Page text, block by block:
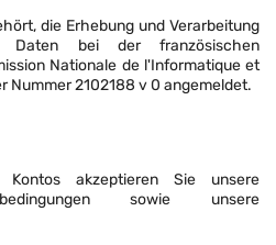
die Erhebung und Verarbeitung
Daten bei der französischen
Nationale de l'Informatique et
Nummer 2102188 v 0 angemeldet.
akzeptieren Sie unsere
sowie unsere